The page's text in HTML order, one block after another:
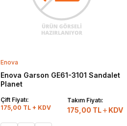
Enova
Enova Garson GE61-3101 Sandalet
Planet
Çift Fiyatı:
175,00 TL + KDV
Takım Fiyatı:
175,00 TL KDV